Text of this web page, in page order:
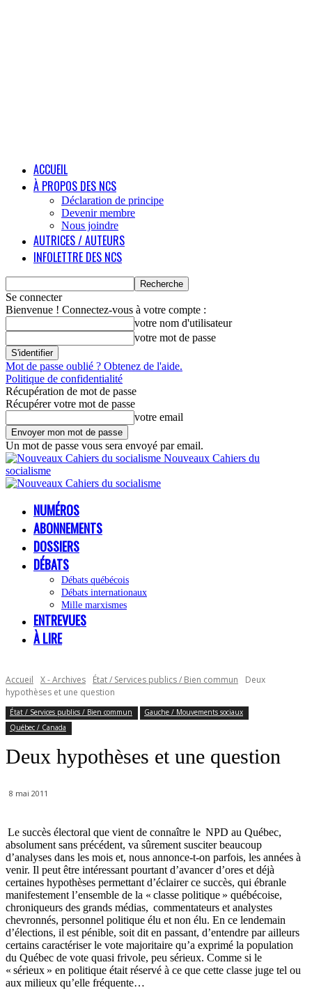
ACCUEIL
À PROPOS DES NCS
Déclaration de principe
Devenir membre
Nous joindre
AUTRICES / AUTEURS
INFOLETTRE DES NCS
Se connecter
Bienvenue ! Connectez-vous à votre compte :
votre nom d'utilisateur
votre mot de passe
Mot de passe oublié ? Obtenez de l'aide.
Politique de confidentialité
Récupération de mot de passe
Récupérer votre mot de passe
votre email
Un mot de passe vous sera envoyé par email.
Nouveaux Cahiers du
socialisme
NUMÉROS
ABONNEMENTS
DOSSIERS
DÉBATS
Débats québécois
Débats internationaux
Mille marxismes
ENTREVUES
À LIRE
Accueil X - Archives État / Services publics / Bien commun
Deux
hypothèses et une question
État / Services publics / Bien commun
Gauche / Mouvements sociaux
Québec / Canada
Deux hypothèses et une question
8 mai 2011
Le succès électoral que vient de connaître le NPD au Québec,
absolument sans précédent, va sûrement susciter beaucoup
d’analyses dans les mois et, nous annonce-t-on parfois, les années à
venir. Il peut être intéressant pourtant d’avancer d’ores et déjà
certaines hypothèses permettant d’éclairer ce succès, qui ébranle
manifestement l’ensemble de la « classe politique » québécoise,
chroniqueurs des grands médias, commentateurs et analystes
chevronnés, personnel politique élu et non élu. En ce lendemain
d’élections, il est pénible, soit dit en passant, d’entendre par ailleurs
certains caractériser le vote majoritaire qu’a exprimé la population
du Québec de vote quasi frivole, peu sérieux. Comme si le
« sérieux » en politique était réservé à ce que cette classe juge tel ou
aux milieux qu’elle fréquente…